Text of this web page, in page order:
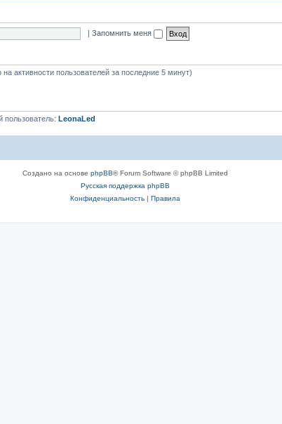
| Запомнить меня
активности пользователей за последние 5 минут)
пользователь: LeonaLed
Создано на основе phpBB® Forum Software © phpBB Limited
Русская поддержка phpBB
Конфиденциальность| Правила